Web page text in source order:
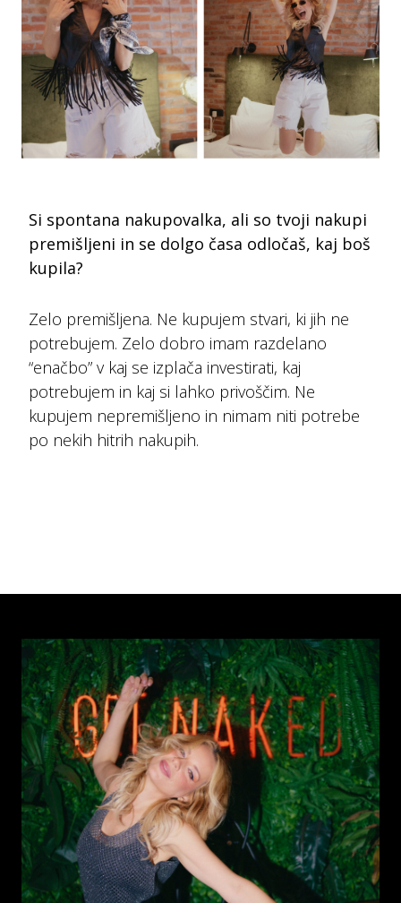
Si spontana nakupovalka, ali so tvoji nakupi
premišljeni in se dolgo časa odločaš, kaj boš
kupila?
Zelo premišljena. Ne kupujem stvari, ki jih ne
potrebujem. Zelo dobro imam razdelano
“enačbo” v kaj se izplača investirati, kaj
potrebujem in kaj si lahko privoščim. Ne
kupujem nepremišljeno in nimam niti potrebe
po nekih hitrih nakupih.